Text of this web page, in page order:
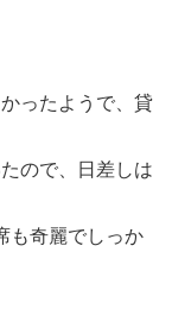
ったようで、貸
ので、日差しは
も奇麗でしっか